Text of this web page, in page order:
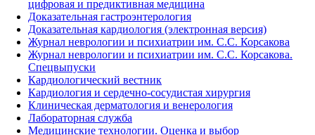
цифровая и предиктивная медицина
Доказательная гастроэнтерология
Доказательная кардиология (электронная версия)
Журнал неврологии и психиатрии им. С.С. Корсакова
Журнал неврологии и психиатрии им. С.С. Корсакова.
Спецвыпуски
Кардиологический вестник
Кардиология и сердечно-сосудистая хирургия
Клиническая дерматология и венерология
Лабораторная служба
Медицинские технологии. Оценка и выбор